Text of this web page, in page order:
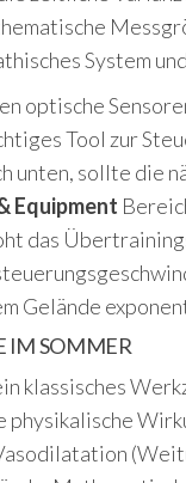
System
optische
Tool zur
unten, sollte die
Equipment
das
Gelände
IM SOMMER
klassisches
physikalische